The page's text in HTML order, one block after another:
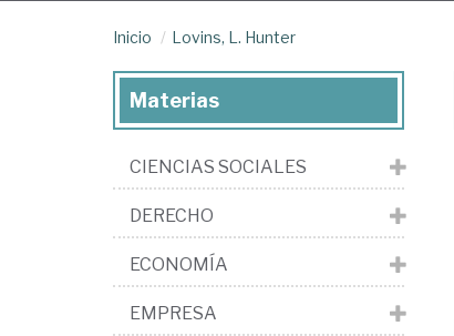
Inicio Lovins, L. Hunter
Materias
CIENCIAS SOCIALES
DERECHO
ECONOMÍA
EMPRESA